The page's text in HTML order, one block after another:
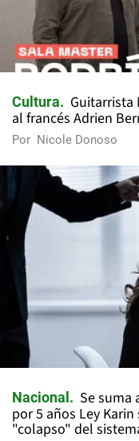
Cultura
Guitarrista
al francés Adrien
Por Nicole Donoso
Nacional
Se suma
por 5 años Ley
"colapso" del